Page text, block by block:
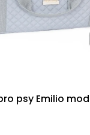
psy Emilio